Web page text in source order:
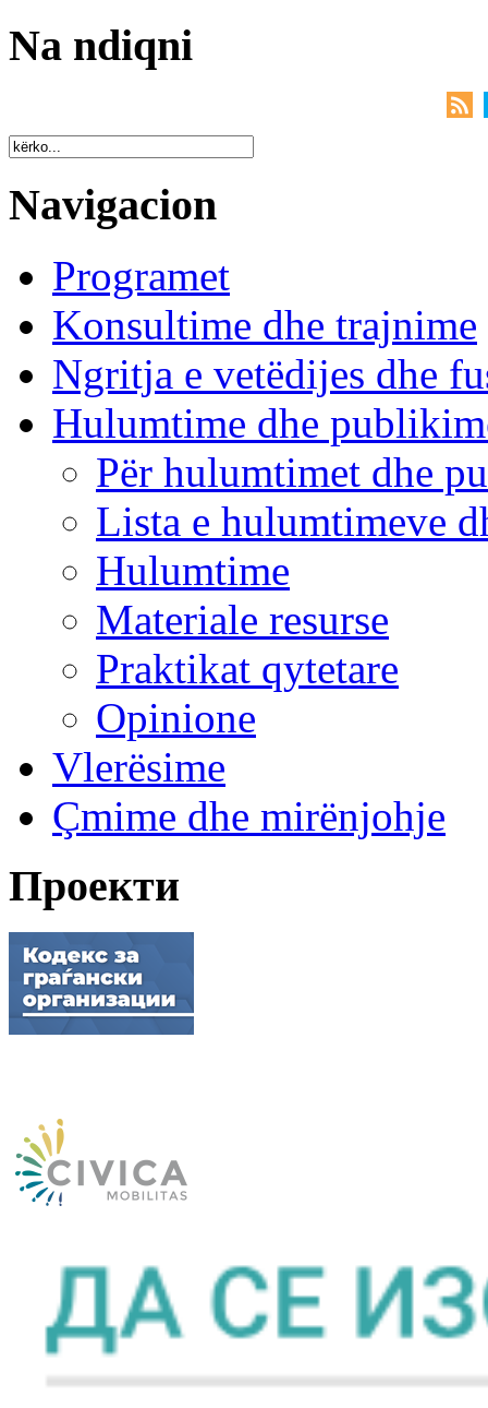
Na ndiqni
Navigacion
Programet
Konsultime dhe trajnime
Ngritja e vetëdijes dhe
Hulumtime dhe
Për hulumtimet dhe
Lista e hulumtimeve
Hulumtime
Materiale resurse
Praktikat qytetare
Opinione
Vlerësime
Çmime dhe mirënjohje
Проекти